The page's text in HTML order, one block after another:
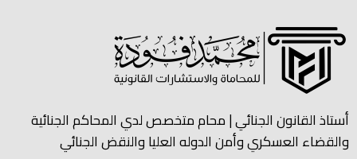
أستاذ القانون الجنائي | محام متخصص لدي المحاكم الجنائية
والقضاء العسكري وأمن الدوله العليا والنقض الجنائي